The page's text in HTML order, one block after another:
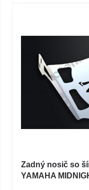
Zadný nosič so
YAMAHA